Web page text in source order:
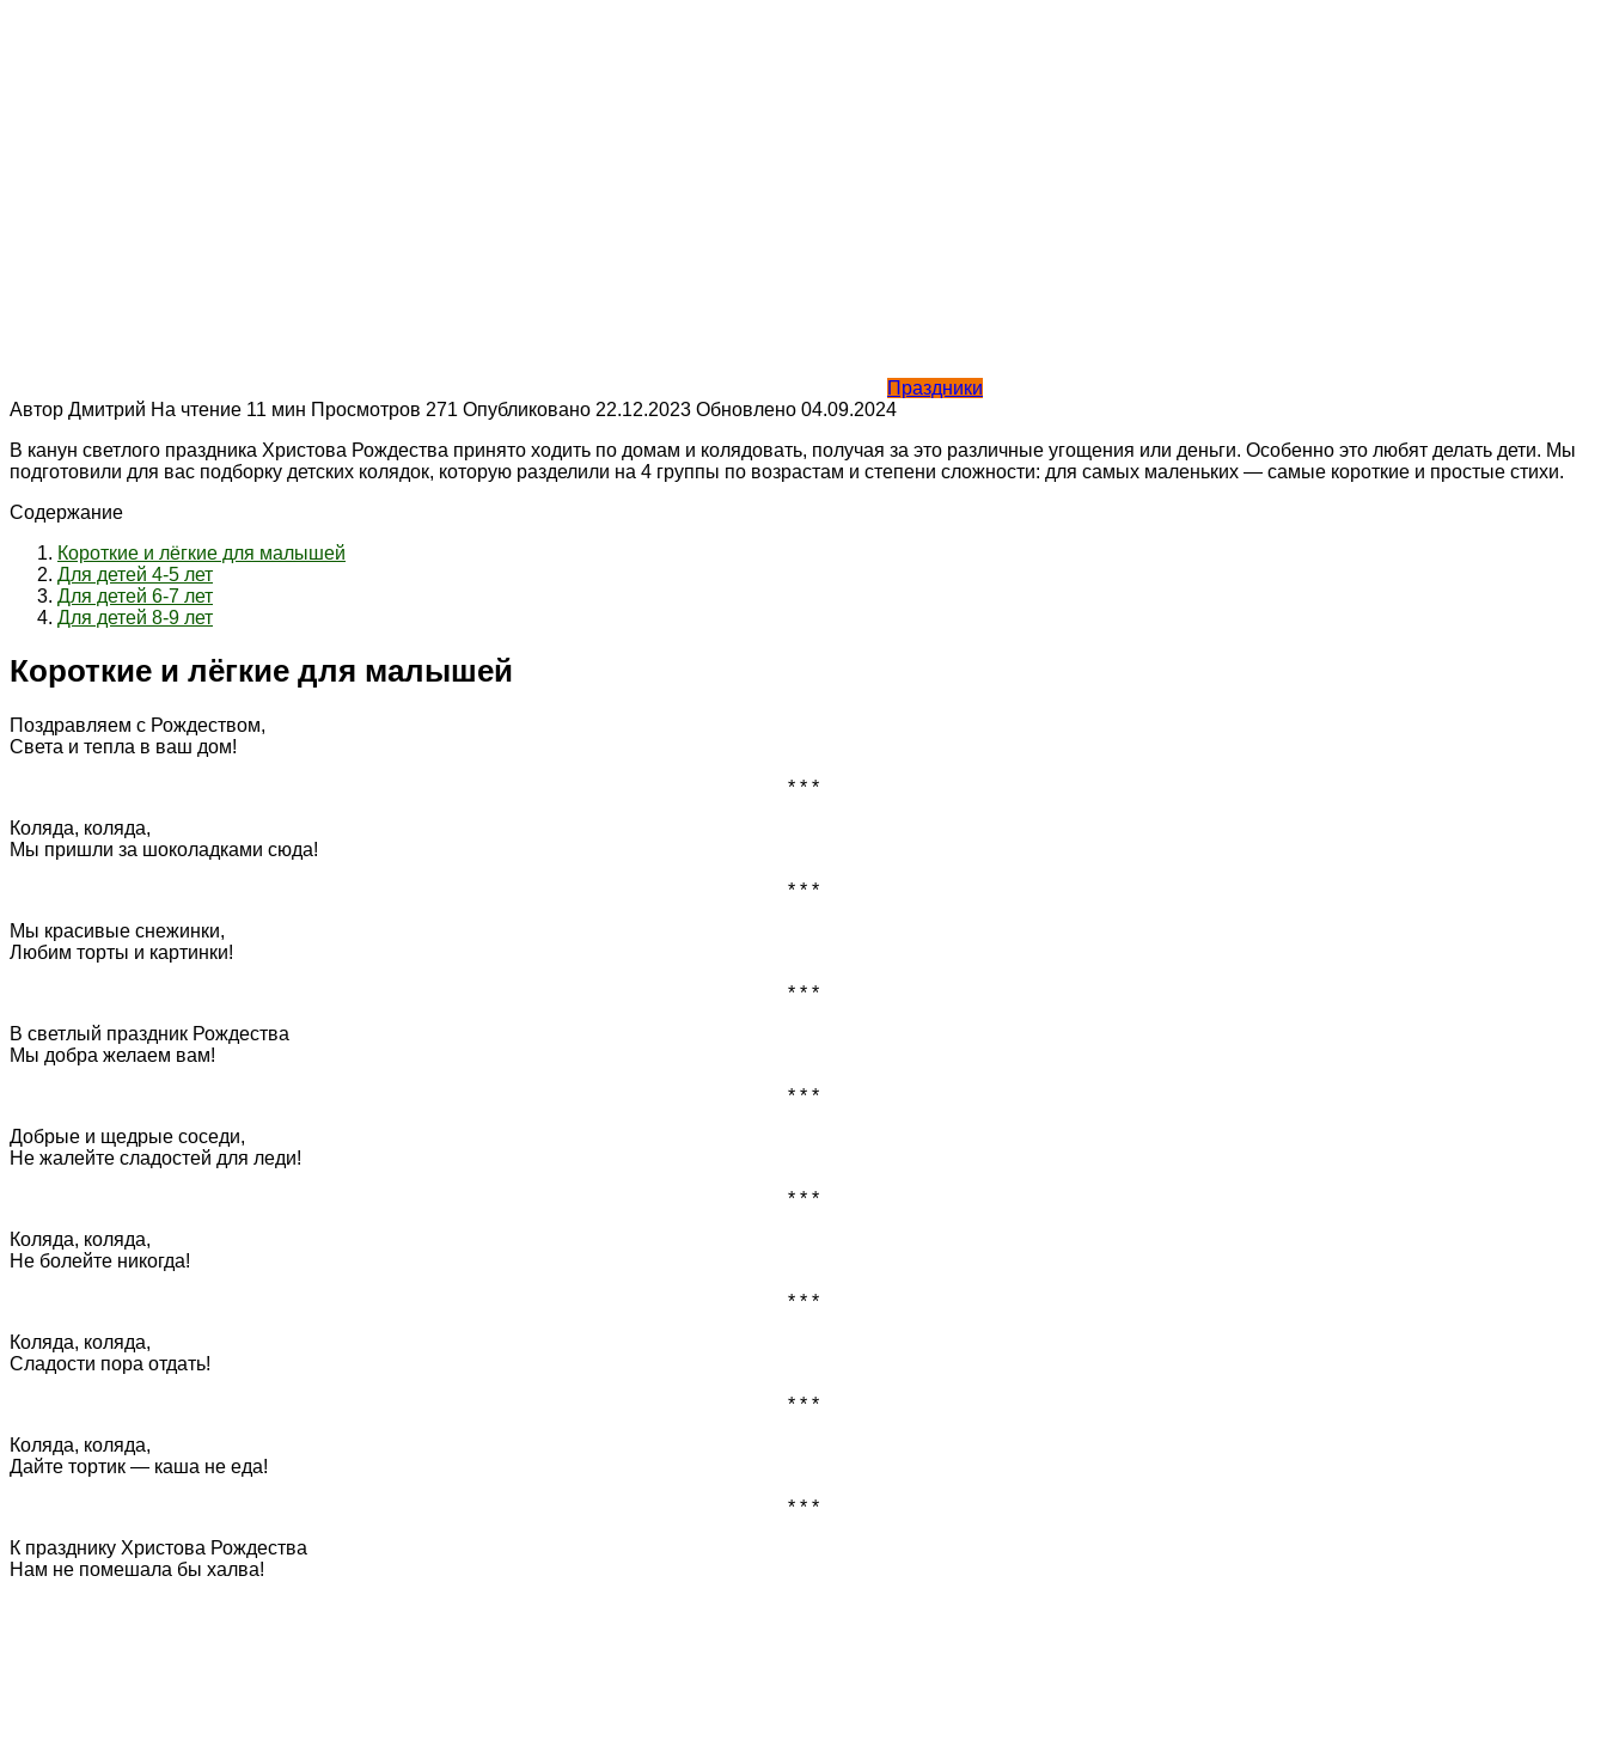
Праздники
Автор Дмитрий На чтение 11 мин Просмотров 271 Опубликовано 22.12.2023 Обновлено 04.09.2024
В канун светлого праздника Христова Рождества принято ходить по домам и колядовать, получая за это различные угощения или деньги. Особенно это любят делать дети. Мы
подготовили для вас подборку детских колядок, которую разделили на 4 группы по возрастам и степени сложности: для самых маленьких — самые короткие и простые стихи.
Содержание
Короткие и лёгкие для малышей
Для детей 4-5 лет
Для детей 6-7 лет
Для детей 8-9 лет
Короткие и лёгкие для малышей
Поздравляем с Рождеством,
Света и тепла в ваш дом!
* * *
Коляда, коляда,
Мы пришли за шоколадками сюда!
* * *
Мы красивые снежинки,
Любим торты и картинки!
* * *
В светлый праздник Рождества
Мы добра желаем вам!
* * *
Добрые и щедрые соседи,
Не жалейте сладостей для леди!
* * *
Коляда, коляда,
Не болейте никогда!
* * *
Коляда, коляда,
Сладости пора отдать!
* * *
Коляда, коляда,
Дайте тортик — каша не еда!
* * *
К празднику Христова Рождества
Нам не помешала бы халва!